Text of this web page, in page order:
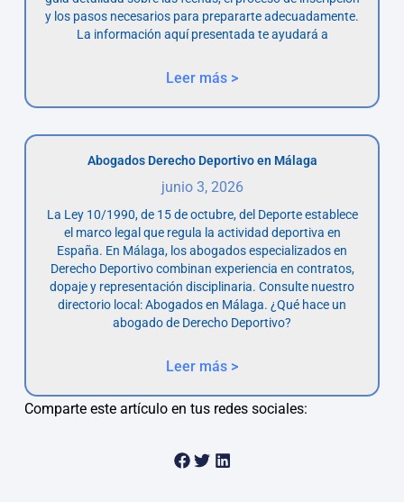
y los pasos necesarios para prepararte adecuadamente.
La información aquí presentada te ayudará a
Leer más >
Abogados Derecho Deportivo en Málaga
junio 3, 2026
La Ley 10/1990, de 15 de octubre, del Deporte establece
el marco legal que regula la actividad deportiva en
España. En Málaga, los abogados especializados en
Derecho Deportivo combinan experiencia en contratos,
dopaje y representación disciplinaria. Consulte nuestro
directorio local: Abogados en Málaga. ¿Qué hace un
abogado de Derecho Deportivo?
Leer más >
Comparte este artículo en tus redes sociales: